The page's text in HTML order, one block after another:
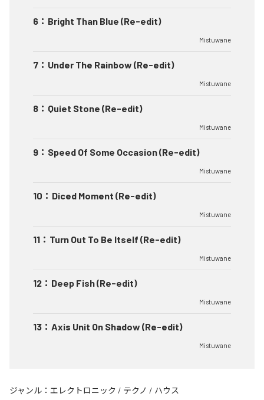
6 ： Bright Than Blue (Re-edit)
Mistuwane
7 ： Under The Rainbow (Re-edit)
Mistuwane
8 ： Quiet Stone (Re-edit)
Mistuwane
9 ： Speed Of Some Occasion (Re-edit)
Mistuwane
10 ： Diced Moment (Re-edit)
Mistuwane
11 ： Turn Out To Be Itself (Re-edit)
Mistuwane
12 ： Deep Fish (Re-edit)
Mistuwane
13 ： Axis Unit On Shadow (Re-edit)
Mistuwane
ジャンル： エレクトロニック / テクノ / ハウス